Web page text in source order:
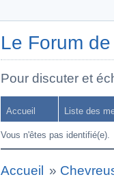
Le Forum
Pour discuter et
Accueil Liste des
Vous n'êtes pas identifié(e).
Accueil »